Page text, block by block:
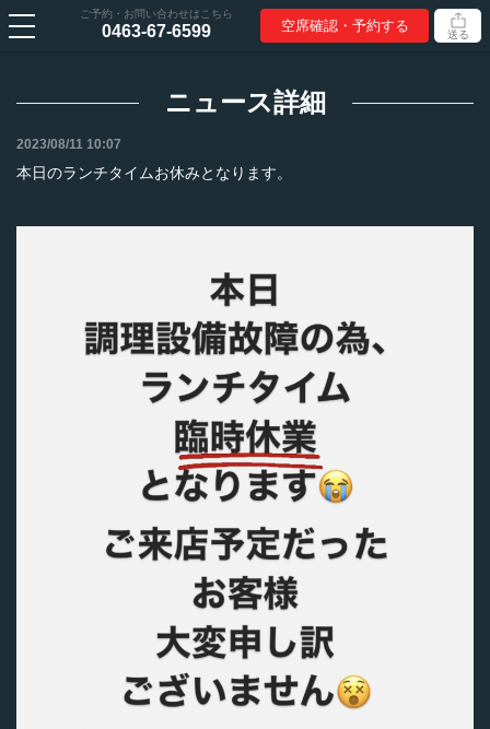
ご予約・お問い合わせはこちら
0463-67-6599 空席確認・予約する 送る
ニュース詳細
2023/08/11 10:07
本日のランチタイムお休みとなります。